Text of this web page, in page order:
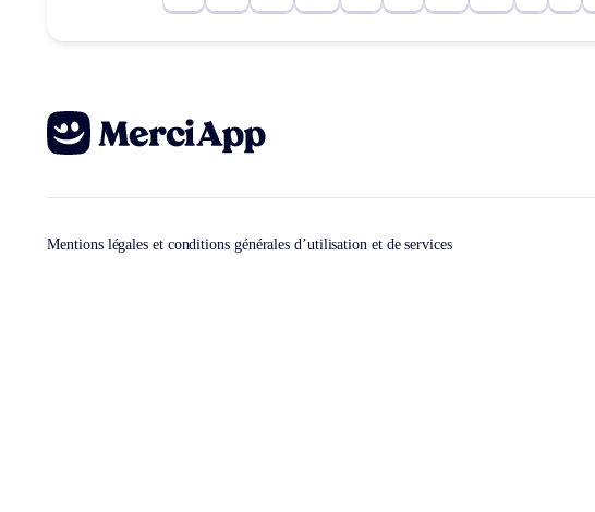
Mentions légales et conditions générales d’utilisation et de services